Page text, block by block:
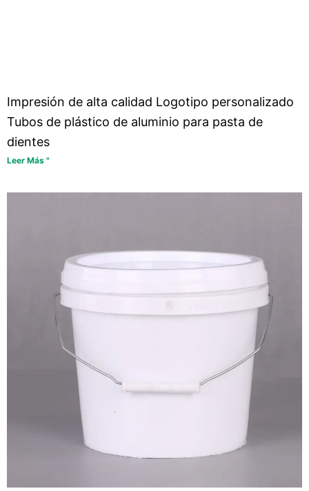
Impresión de alta calidad Logotipo personalizado
Tubos de plástico de aluminio para pasta de
dientes
Leer Más "